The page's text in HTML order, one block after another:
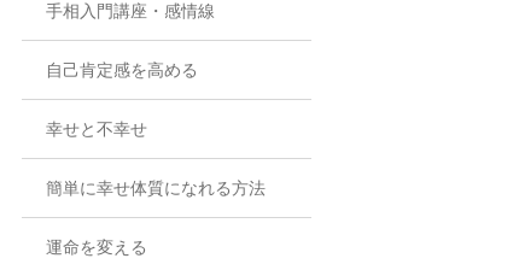
手相入門講座・感情線
自己肯定感を高める
幸せと不幸せ
簡単に幸せ体質になれる方法
運命を変える